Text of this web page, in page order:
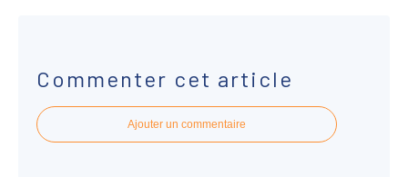
Commenter cet article
Ajouter un commentaire